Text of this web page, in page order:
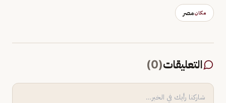
مكانمصر
التعليقات(
0
)